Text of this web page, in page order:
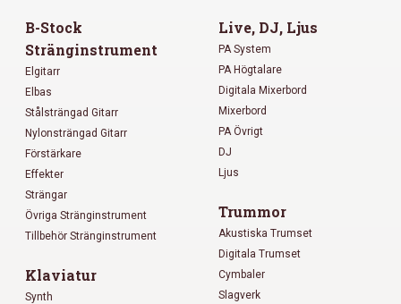
B-Stock
Stränginstrument
Elgitarr
Elbas
Stålsträngad Gitarr
Nylonsträngad Gitarr
Förstärkare
Effekter
Strängar
Övriga Stränginstrument
Tillbehör Stränginstrument
Klaviatur
Synth
Live, DJ, Ljus
PA System
PA Högtalare
Digitala Mixerbord
Mixerbord
PA Övrigt
DJ
Ljus
Trummor
Akustiska Trumset
Digitala Trumset
Cymbaler
Slagverk